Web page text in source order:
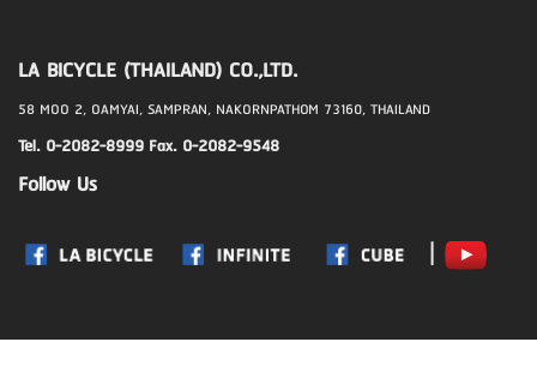
LA BICYCLE (THAILAND) CO.,LTD.
58 MOO 2, OAMYAI, SAMPRAN, NAKORNPATHOM 73160, THAILAND
Tel. 0-2082-8999 Fax. 0-2082-9548
Follow Us
|